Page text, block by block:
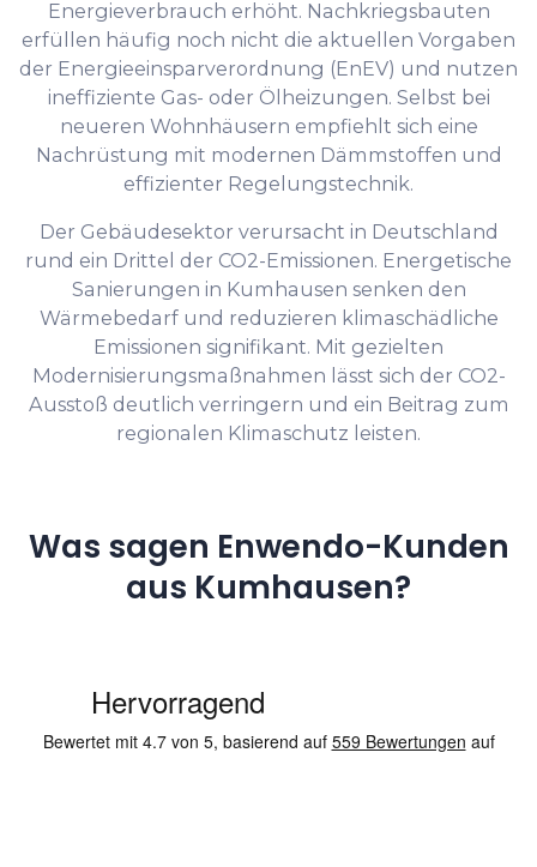
Energieverbrauch erhöht. Nachkriegsbauten
erfüllen häufig noch nicht die aktuellen Vorgaben
der Energieeinsparverordnung (EnEV) und nutzen
ineffiziente Gas- oder Ölheizungen. Selbst bei
neueren Wohnhäusern empfiehlt sich eine
Nachrüstung mit modernen Dämmstoffen und
effizienter Regelungstechnik.
Der Gebäudesektor verursacht in Deutschland
rund ein Drittel der CO2-Emissionen. Energetische
Sanierungen in Kumhausen senken den
Wärmebedarf und reduzieren klimaschädliche
Emissionen signifikant. Mit gezielten
Modernisierungsmaßnahmen lässt sich der CO2-
Ausstoß deutlich verringern und ein Beitrag zum
regionalen Klimaschutz leisten.
Was sagen Enwendo-Kunden
aus Kumhausen?